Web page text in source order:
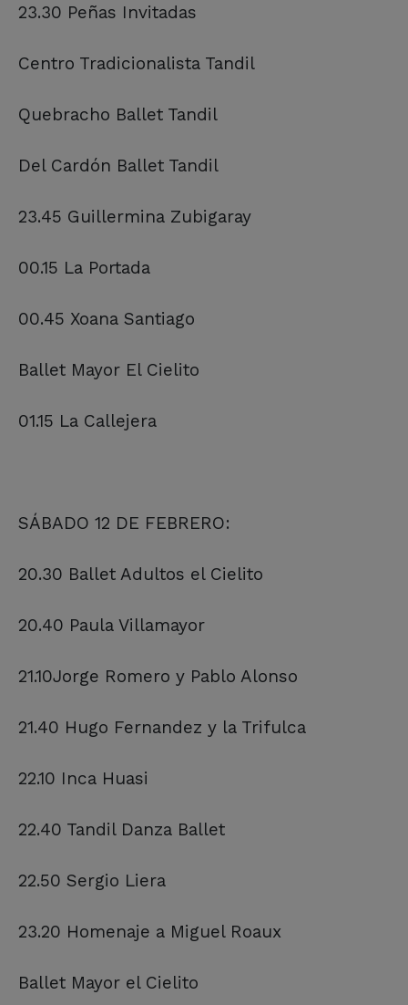
23.30 Peñas Invitadas
Centro Tradicionalista Tandil
Quebracho Ballet Tandil
Del Cardón Ballet Tandil
23.45 Guillermina Zubigaray
00.15 La Portada
00.45 Xoana Santiago
Ballet Mayor El Cielito
01.15 La Callejera
SÁBADO 12 DE FEBRERO:
20.30 Ballet Adultos el Cielito
20.40 Paula Villamayor
21.10Jorge Romero y Pablo Alonso
21.40 Hugo Fernandez y la Trifulca
22.10 Inca Huasi
22.40 Tandil Danza Ballet
22.50 Sergio Liera
23.20 Homenaje a Miguel Roaux
Ballet Mayor el Cielito